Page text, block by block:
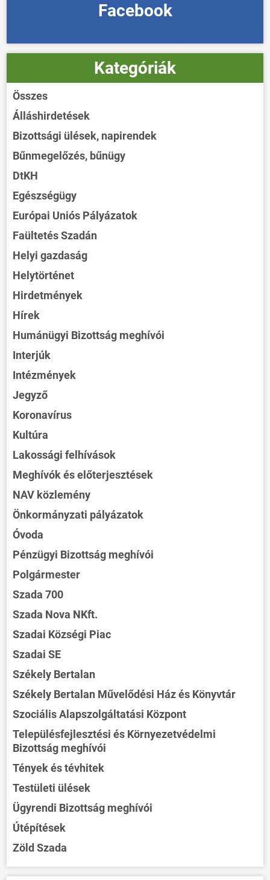
Facebook
Kategóriák
Összes
Álláshirdetések
Bizottsági ülések, napirendek
Bűnmegelőzés, bűnügy
DtKH
Egészségügy
Európai Uniós Pályázatok
Faültetés Szadán
Helyi gazdaság
Helytörténet
Hirdetmények
Hírek
Humánügyi Bizottság meghívói
Interjúk
Intézmények
Jegyző
Koronavírus
Kultúra
Lakossági felhívások
Meghívók és előterjesztések
NAV közlemény
Önkormányzati pályázatok
Óvoda
Pénzügyi Bizottság meghívói
Polgármester
Szada 700
Szada Nova NKft.
Szadai Községi Piac
Szadai SE
Székely Bertalan
Székely Bertalan Művelődési Ház és Könyvtár
Szociális Alapszolgáltatási Központ
Településfejlesztési és Környezetvédelmi
Bizottság meghívói
Tények és tévhitek
Testületi ülések
Ügyrendi Bizottság meghívói
Útépítések
Zöld Szada